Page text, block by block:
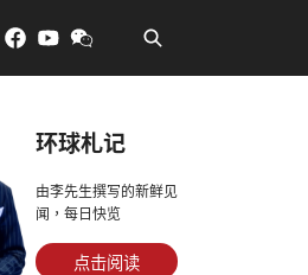
• 每天多走幾步路，老少都受
环球札记
由李先生撰写的新鲜见
闻，每日快览
点击阅读